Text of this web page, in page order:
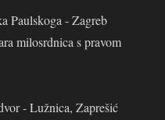
Paulskoga - Zagreb
milosrdnica s pravom
- Lužnica, Zaprešić